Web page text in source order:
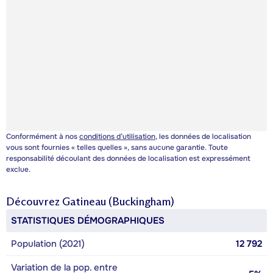
Conformément à nosconditions d’utilisation, les données de localisation
vous sont fournies « telles quelles », sans aucune garantie. Toute
responsabilité découlant des données de localisation est expressément
exclue.
Découvrez Gatineau (Buckingham)
STATISTIQUES DÉMOGRAPHIQUES
Population (2021)
12 792
Variation de la pop. entre